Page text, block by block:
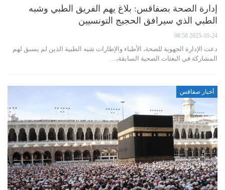
إدارة الصحة بصفاقس: بلاغ يهم الفريق الطبي وشبه
الطبي الذي سيرافق الحجيج التونسيين
2025-10-24 08:58
دعت الإدارة الجهوية للصحة، الأطباء والإطارات شبه الطبية الذين لم يسبق لهم
المشاركة في البعثات الصحية السابقة،…
أخبار صفاقس